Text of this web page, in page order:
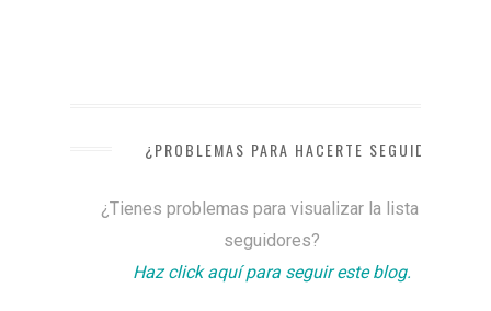
¿PROBLEMAS PARA HACERTE SEGUIDOR?
¿Tienes problemas para visualizar la lista de
seguidores?
Haz click aquí para seguir este blog.